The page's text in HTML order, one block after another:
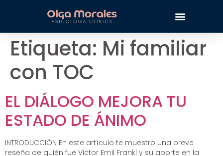
Etiqueta: Mi familiar
con TOC
EL DIÁLOGO MEJORA TU
ESTADO DE ÁNIMO
INTRODUCCIÓN En este artículo te muestro una breve
reseña de quién fue Victor Emil Frankl y su aporte en la